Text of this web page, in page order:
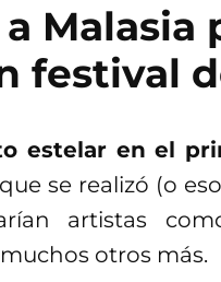
Malasia
festival
estelar en el
se realizó (o
artistas
otros más.